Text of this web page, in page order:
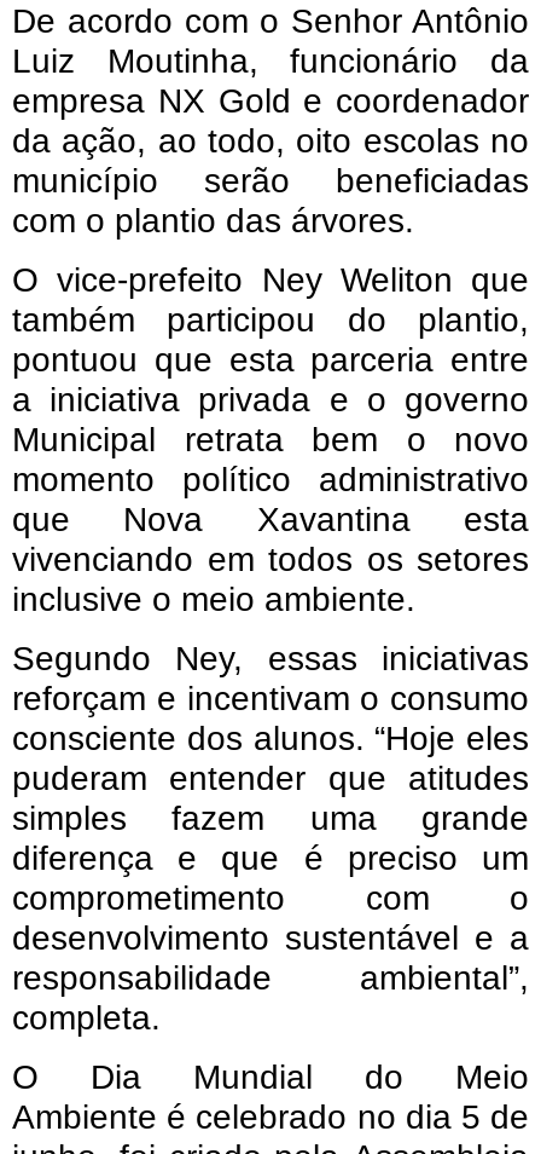
De acordo com o Senhor Antônio
Luiz Moutinha, funcionário da
empresa NX Gold e coordenador
da ação, ao todo, oito escolas no
município serão beneficiadas
com o plantio das árvores.
O vice-prefeito Ney Weliton que
também participou do plantio,
pontuou que esta parceria entre
a iniciativa privada e o governo
Municipal retrata bem o novo
momento político administrativo
que Nova Xavantina esta
vivenciando em todos os setores
inclusive o meio ambiente.
Segundo Ney, essas iniciativas
reforçam e incentivam o consumo
consciente dos alunos. “Hoje eles
puderam entender que atitudes
simples fazem uma grande
diferença e que é preciso um
comprometimento com o
desenvolvimento sustentável e a
responsabilidade ambiental”,
completa.
O Dia Mundial do Meio
Ambiente é celebrado no dia 5 de